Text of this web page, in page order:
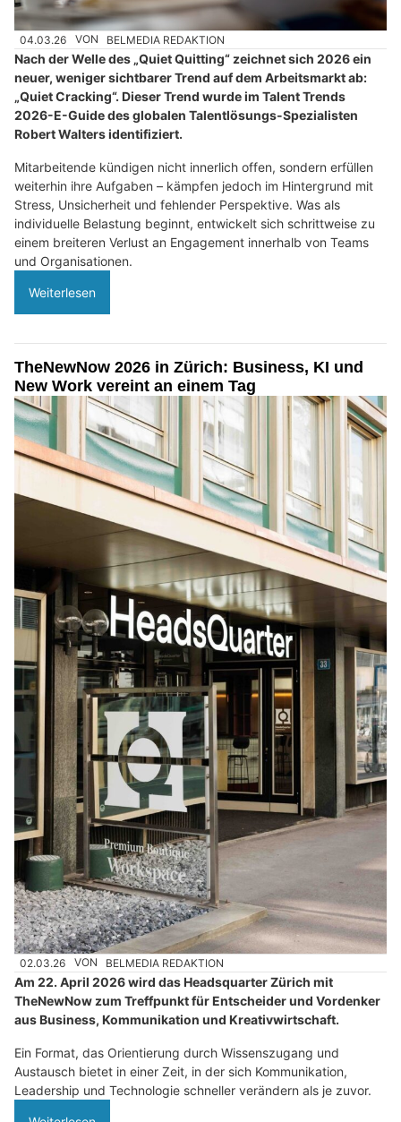
04.03.26 VON BELMEDIA REDAKTION
Nach der Welle des „Quiet Quitting“ zeichnet sich 2026 ein
neuer, weniger sichtbarer Trend auf dem Arbeitsmarkt ab:
„Quiet Cracking“. Dieser Trend wurde im Talent Trends
2026-E-Guide des globalen Talentlösungs-Spezialisten
Robert Walters identifiziert.
Mitarbeitende kündigen nicht innerlich offen, sondern erfüllen
weiterhin ihre Aufgaben – kämpfen jedoch im Hintergrund mit
Stress, Unsicherheit und fehlender Perspektive. Was als
individuelle Belastung beginnt, entwickelt sich schrittweise zu
einem breiteren Verlust an Engagement innerhalb von Teams
und Organisationen.
Weiterlesen
TheNewNow 2026 in Zürich: Business, KI und
New Work vereint an einem Tag
02.03.26 VON BELMEDIA REDAKTION
Am 22. April 2026 wird das Headsquarter Zürich mit
TheNewNow zum Treffpunkt für Entscheider und Vordenker
aus Business, Kommunikation und Kreativwirtschaft.
Ein Format, das Orientierung durch Wissenszugang und
Austausch bietet in einer Zeit, in der sich Kommunikation,
Leadership und Technologie schneller verändern als je zuvor.